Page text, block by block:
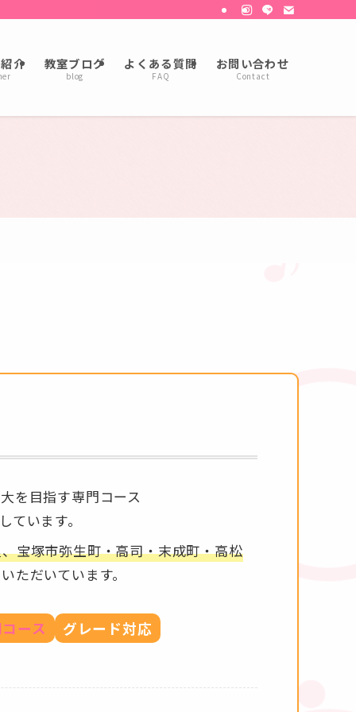
介 教室ブログ
blog
よくある質問
FAQ
お問い合わせ
Contact
を目指す専門コース
ています。
宝塚市弥生町・高司・末成町・高松
ただいています。
ース グレード対応